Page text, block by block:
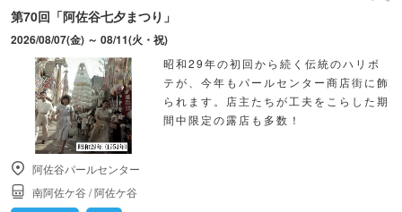
第70回「阿佐谷七夕まつり」
2026/08/07(金) ～ 08/11(火・祝)
昭和29年の初回から続く伝統のハリボ
テが、今年もパールセンター商店街に飾
られます。店主たちが工夫をこらした期
間中限定の露店も多数！
阿佐谷パールセンター
南阿佐ケ谷 /阿佐ケ谷